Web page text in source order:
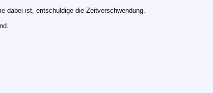
dabei ist, entschuldige die Zeitverschwendung.